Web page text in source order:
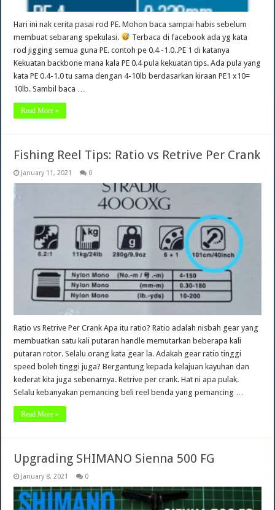
Hari ini nak cerita pasai rod PE. Mohon baca sampai habis sebelum
membuat sebarang spekulasi.
Terbaca di facebook ada yg kata
rod jigging semua guna PE. contoh pe 0.4 -1.0..PE 1 di katanya
Kekuatan backbone mana kala PE 0.4 pula kekuatan tips. Ada pula yang
kata PE 0.4-1.0 tu sama dengan 4-10lb berdasarkan kiraan PE1 x10=
10lb. Sambil baca …
Read More »
Fishing Reel Tips: Ratio vs Retrive Per Crank
January 11, 2021 0
Ratio vs Retrive Per Crank Apa itu ratio? Ratio adalah nisbah gear yang
membuatkan satu kali putaran handle memutarkan beberapa kali
putaran rotor. Selalu orang kata gear la. Adakah gear ratio tinggi
speed boleh tinggi juga? Bergantung kepada kelajuan kayuhan dan
kederat kita juga sebenarnya. Retrive per crank. Hat ni apa pulak.
Selalu kebanyakan pemancing beli reel benda yang pemancing …
Read More »
Upgrading SHIMANO Sienna 500 FG
January 8, 2021 0